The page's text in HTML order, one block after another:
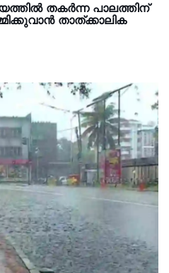
തകർന്ന പാലത്തിന്
താത്ക്കാലിക